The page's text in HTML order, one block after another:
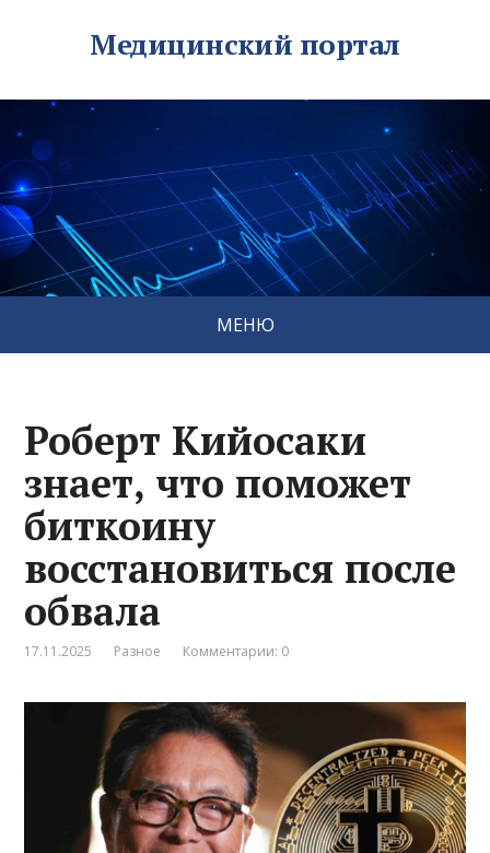
Медицинский портал
МЕНЮ
Роберт Кийосаки
знает, что поможет
биткоину
восстановиться после
обвала
17.11.2025 Разное Комментарии: 0